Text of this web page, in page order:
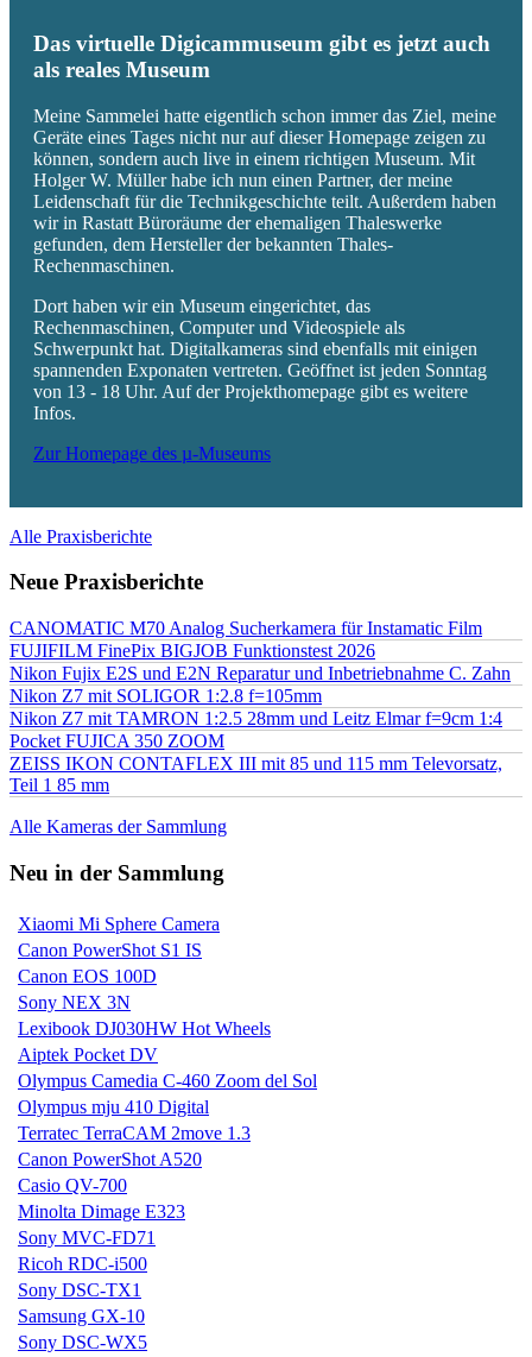
Das virtuelle Digicammuseum gibt es jetzt auch
als reales Museum
Meine Sammelei hatte eigentlich schon immer das Ziel, meine
Geräte eines Tages nicht nur auf dieser Homepage zeigen zu
können, sondern auch live in einem richtigen Museum. Mit
Holger W. Müller habe ich nun einen Partner, der meine
Leidenschaft für die Technikgeschichte teilt. Außerdem haben
wir in Rastatt Büroräume der ehemaligen Thaleswerke
gefunden, dem Hersteller der bekannten Thales-
Rechenmaschinen.
Dort haben wir ein Museum eingerichtet, das
Rechenmaschinen, Computer und Videospiele als
Schwerpunkt hat. Digitalkameras sind ebenfalls mit einigen
spannenden Exponaten vertreten. Geöffnet ist jeden Sonntag
von 13 - 18 Uhr. Auf der Projekthomepage gibt es weitere
Infos.
Zur Homepage des µ-Museums
Alle Praxisberichte
Neue Praxisberichte
CANOMATIC M70 Analog Sucherkamera für Instamatic Film
FUJIFILM FinePix BIGJOB Funktionstest 2026
Nikon Fujix E2S und E2N Reparatur und Inbetriebnahme C. Zahn
Nikon Z7 mit SOLIGOR 1:2.8 f=105mm
Nikon Z7 mit TAMRON 1:2.5 28mm und Leitz Elmar f=9cm 1:4
Pocket FUJICA 350 ZOOM
ZEISS IKON CONTAFLEX III mit 85 und 115 mm Televorsatz,
Teil 1 85 mm
Alle Kameras der Sammlung
Neu in der Sammlung
Xiaomi Mi Sphere Camera
Canon PowerShot S1 IS
Canon EOS 100D
Sony NEX 3N
Lexibook DJ030HW Hot Wheels
Aiptek Pocket DV
Olympus Camedia C-460 Zoom del Sol
Olympus mju 410 Digital
Terratec TerraCAM 2move 1.3
Canon PowerShot A520
Casio QV-700
Minolta Dimage E323
Sony MVC-FD71
Ricoh RDC-i500
Sony DSC-TX1
Samsung GX-10
Sony DSC-WX5